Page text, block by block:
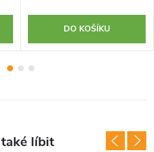
DO KOŠÍKU